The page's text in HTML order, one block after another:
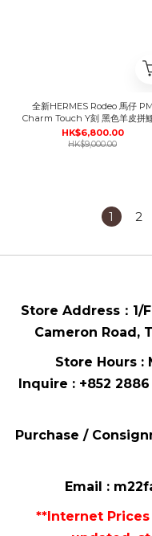
全新HERMES Rodeo 馬仔 PM
Charm Touch Y刻 黑色羊皮拼
皮,愛馬仕手袋吊飾 #BRAND
#香榭站正品
HK$6,800.00
HK$9,000.00
1 2
Store Address： 1/
Cameron Road,
Store Hours :
Inquire : +852
Purchase /
Email :
**Internet